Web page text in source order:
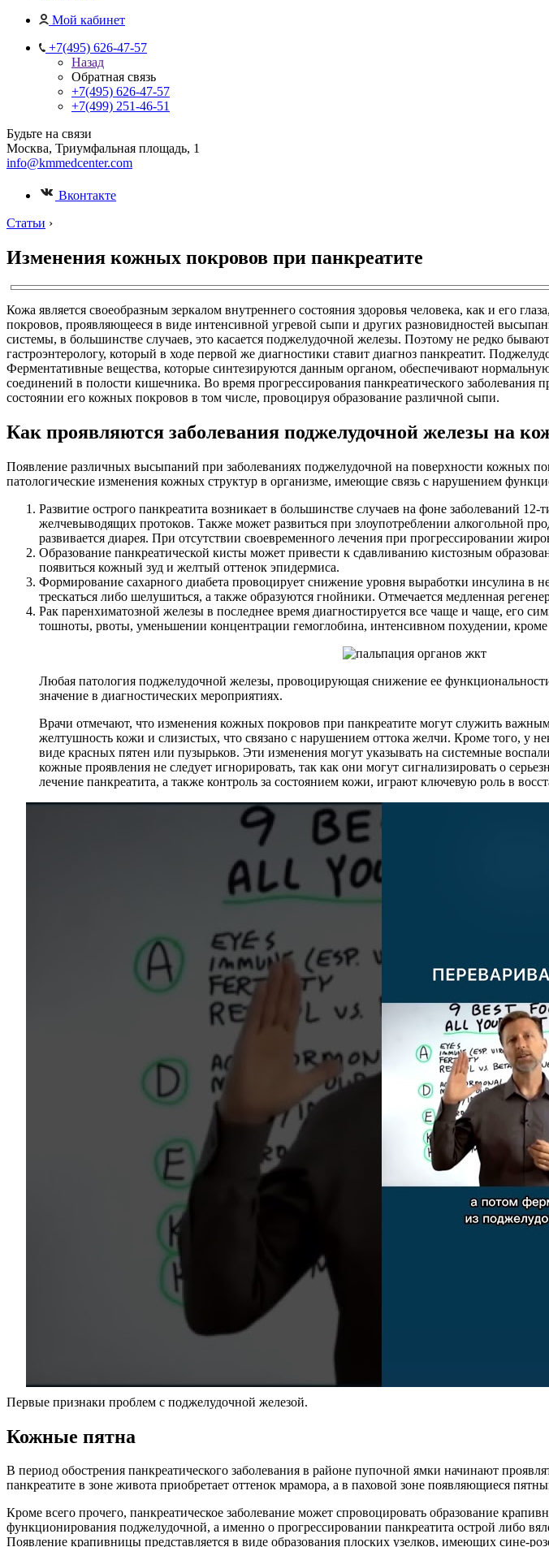
Мой кабинет
+7(495) 626-47-57
Назад
Обратная связь
+7(495) 626-47-57
+7(499) 251-46-51
Будьте на связи
Москва, Триумфальная площадь, 1
info@kmmedcenter.com
Вконтакте
Статьи ›
Изменения кожных покровов при панкреатите
Кожа является своеобразным зеркалом внутреннего состояния здоровья человека, как и его
покровов, проявляющееся в виде интенсивной угревой сыпи и других разновидностей
системы, в большинстве случаев, это касается поджелудочной железы. Поэтому не редко
гастроэнтерологу, который в ходе первой же диагностики ставит диагноз панкреатит.
Ферментативные вещества, которые синтезируются данным органом, обеспечивают
соединений в полости кишечника. Во время прогрессирования панкреатического
состоянии его кожных покровов в том числе, провоцируя образование различной сыпи.
Как проявляются заболевания поджелудочной железы на
Появление различных высыпаний при заболеваниях поджелудочной на поверхности кожных
патологические изменения кожных структур в организме, имеющие связь с нарушением
Развитие острого панкреатита возникает в большинстве случаев на фоне заболеваний
желчевыводящих протоков. Также может развиться при злоупотреблении алкогольной
развивается диарея. При отсутствии своевременного лечения при прогрессировании
Образование панкреатической кисты может привести к сдавливанию кистозным
появиться кожный зуд и желтый оттенок эпидермиса.
Формирование сахарного диабета провоцирует снижение уровня выработки инсулина в
трескаться либо шелушиться, а также образуются гнойники. Отмечается медленная
Рак паренхиматозной железы в последнее время диагностируется все чаще и чаще, его
тошноты, рвоты, уменьшении концентрации гемоглобина, интенсивном похудении, кроме
Любая патология поджелудочной железы, провоцирующая снижение ее
значение в диагностических мероприятиях.
Врачи отмечают, что изменения кожных покровов при панкреатите могут служить
желтушность кожи и слизистых, что связано с нарушением оттока желчи. Кроме того, у
виде красных пятен или пузырьков. Эти изменения могут указывать на системные
кожные проявления не следует игнорировать, так как они могут сигнализировать о
лечение панкреатита, а также контроль за состоянием кожи, играют ключевую роль в
Первые признаки проблем с поджелудочной железой.
Кожные пятна
В период обострения панкреатического заболевания в районе пупочной ямки начинают
панкреатите в зоне живота приобретает оттенок мрамора, а в паховой зоне появляющиеся
Кроме всего прочего, панкреатическое заболевание может спровоцировать образование
функционирования поджелудочной, а именно о прогрессировании панкреатита острой либо
Появление крапивницы представляется в виде образования плоских узелков, имеющих сине-